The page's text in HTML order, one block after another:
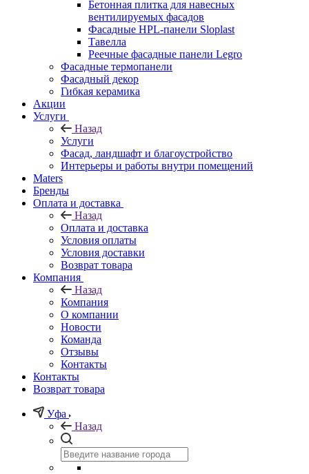
Бетонная плитка для навесных
вентилируемых фасадов
Фасадные HPL-панели Sloplast
Тавелла
Реечные фасадные панели Legro
Фасадные термопанели
Фасадный декор
Гибкая керамика
Акции
Услуги
Назад
Услуги
Фасад, ландшафт и благоустройство
Интерьеры и работы внутри помещений
Maters
Бренды
Оплата и доставка
Назад
Оплата и доставка
Условия оплаты
Условия доставки
Возврат товара
Компания
Назад
Компания
О компании
Новости
Команда
Отзывы
Контакты
Контакты
Возврат товара
Уфа
Назад